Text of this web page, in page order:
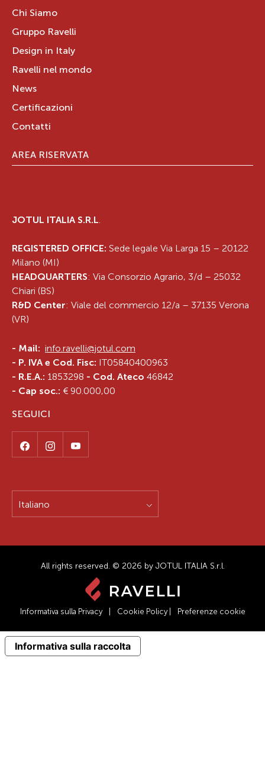
Chi Siamo
Gruppo Ravelli
Design in Italy
Ravelli nel mondo
News
Certificazioni
Contatti
AREA RISERVATA
JOTUL ITALIA S.R.L.
REGISTERED OFFICE: Sede legale Via Larga 15 – 20122
Milano (MI)
HEADQUARTERS: Via Consorzio Agrario, 3/d – 25032
Chiari (BS)
R&D Center: Viale del commercio 12/a – 37135 Verona
(VR)
- Mail: info.ravelli@jotul.com
- P. IVA e Cod. Fisc: IT05840400963
- R.E.A.: 1853298 - Cod. Ateco 46842
- Cap soc.: € 90.000,00
SEGUICI
Italiano
All rights reserved. © 2026 by JOTUL ITALIA S.r.l.
Informativa sulla Privacy Cookie Policy Preferenze cookie
Informativa sulla raccolta